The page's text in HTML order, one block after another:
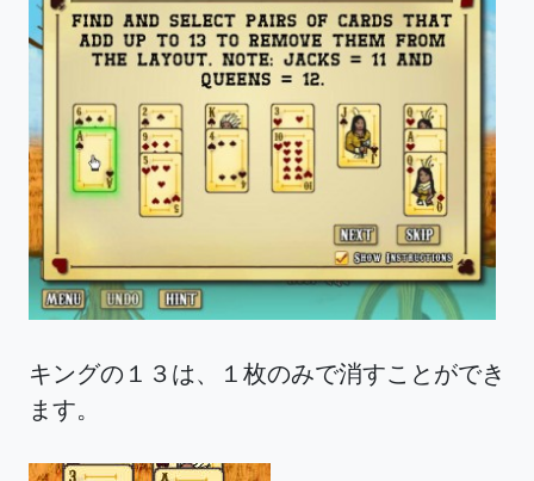
キングの１３は、１枚のみで消すことができ
ます。